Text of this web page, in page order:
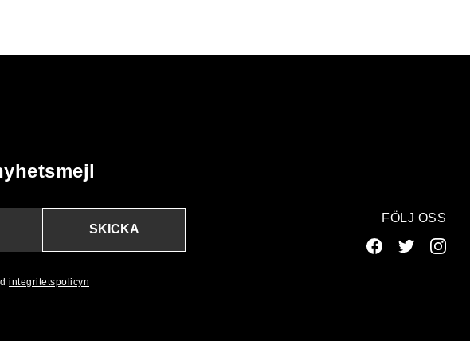
SKICKA
integritetspolicyn
FÖLJ OSS